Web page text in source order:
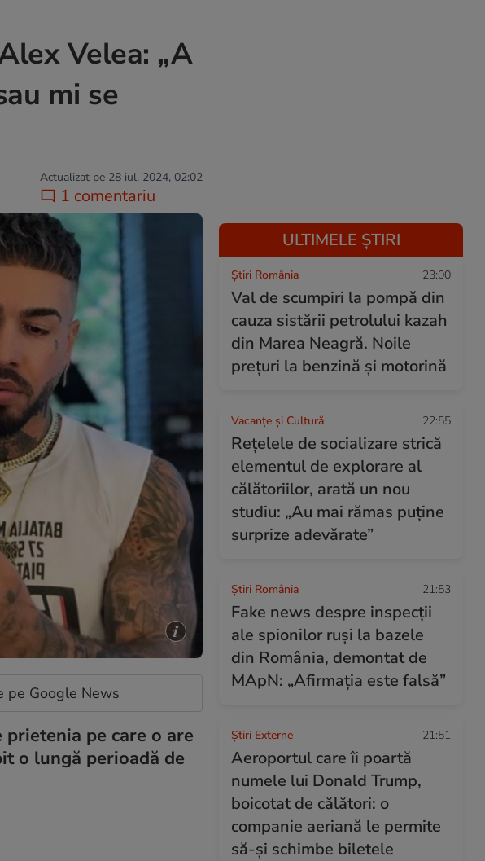
Velea: „A
mi se
Actualizat pe 28 iul. 2024, 02:02
1 comentariu
pe Google News
pe care o are
o lungă perioadă de
ULTIMELE ȘTIRI
Știri România 23:00
Val de scumpiri la pompă din
cauza sistării petrolului kazah
din Marea Neagră. Noile
prețuri la benzină și motorină
Vacanțe și Cultură 22:55
Rețelele de socializare strică
elementul de explorare al
călătoriilor, arată un nou
studiu: „Au mai rămas puține
surprize adevărate”
Știri România 21:53
Fake news despre inspecții
ale spionilor ruși la bazele
din România, demontat de
MApN: „Afirmația este falsă”
Știri Externe 21:51
Aeroportul care îi poartă
numele lui Donald Trump,
boicotat de călători: o
companie aeriană le permite
să-și schimbe biletele